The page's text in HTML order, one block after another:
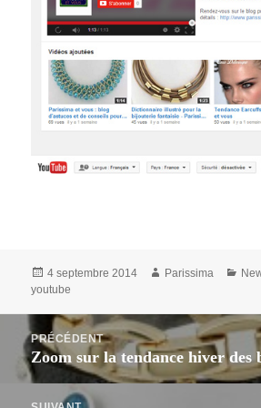
Publié
le
4 septembre 2014 Auteur
Parissima
youtube
Navigation
l’article
PRÉCÉDENT
Article
précédent :
Zoom sur la tendance hiver des